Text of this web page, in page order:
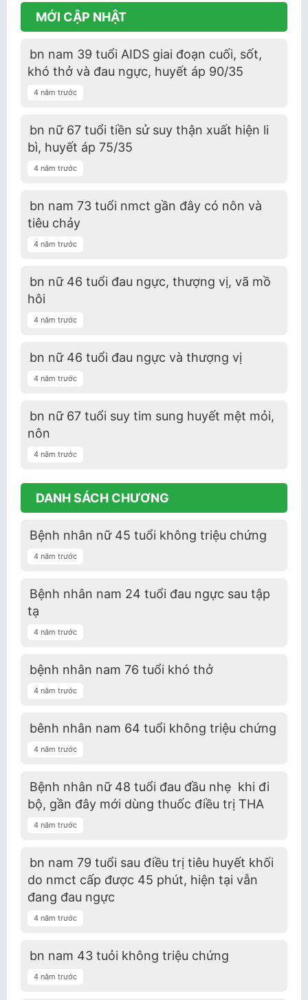
MỚI CẬP NHẬT
bn nam 39 tuổi AIDS giai đoạn cuối, sốt,
khó thở và đau ngực, huyết áp 90/35
4 năm trước
bn nữ 67 tuổi tiền sử suy thận xuất hiện li
bì, huyết áp 75/35
4 năm trước
bn nam 73 tuổi nmct gần đây có nôn và
tiêu chảy
4 năm trước
bn nữ 46 tuổi đau ngực, thượng vị, vã mồ
hôi
4 năm trước
bn nữ 46 tuổi đau ngực và thượng vị
4 năm trước
bn nữ 67 tuổi suy tim sung huyết mệt mỏi,
nôn
4 năm trước
DANH SÁCH CHƯƠNG
Bệnh nhân nữ 45 tuổi không triệu chứng
4 năm trước
Bệnh nhân nam 24 tuổi đau ngực sau tập
tạ
4 năm trước
bệnh nhân nam 76 tuổi khó thở
4 năm trước
bênh nhân nam 64 tuổi không triệu chứng
4 năm trước
Bệnh nhân nữ 48 tuổi đau đầu nhẹ khi đi
bộ, gần đây mới dùng thuốc điều trị THA
4 năm trước
bn nam 79 tuổi sau điều trị tiêu huyết khối
do nmct cấp được 45 phút, hiện tại vẫn
đang đau ngực
4 năm trước
bn nam 43 tuỏi không triệu chứng
4 năm trước